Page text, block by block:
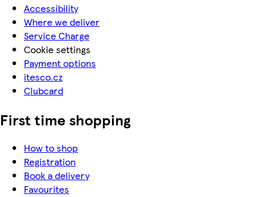
Accessibility
Where we deliver
Service Charge
Cookie settings
Payment options
itesco.cz
Clubcard
First time shopping
How to shop
Registration
Book a delivery
Favourites